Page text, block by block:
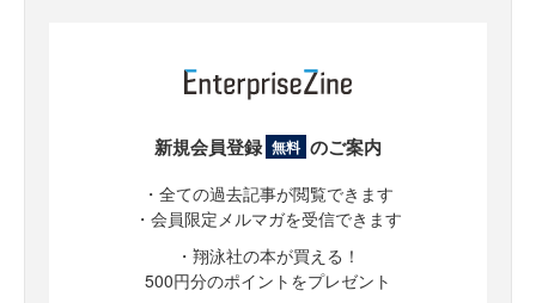
新規会員登録 無料 のご案内
・全ての過去記事が閲覧できます
・会員限定メルマガを受信できます
・翔泳社の本が買える！
500円分のポイントをプレゼント